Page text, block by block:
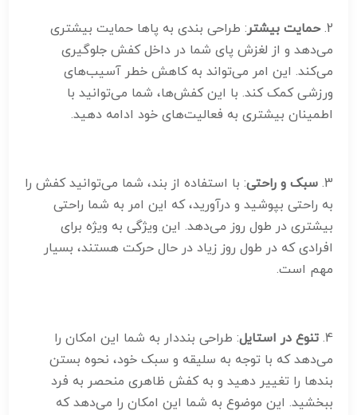
2. حمایت بیشتر: طراحی بندی به پاها حمایت بیشتری
می‌دهد و از لغزش پای شما در داخل کفش جلوگیری
می‌کند. این امر می‌تواند به کاهش خطر آسیب‌های
ورزشی کمک کند. با این کفش‌ها، شما می‌توانید با
اطمینان بیشتری به فعالیت‌های خود ادامه دهید.
3. سبک و راحتی: با استفاده از بند، شما می‌توانید کفش را
به راحتی بپوشید و درآورید، که این امر به شما راحتی
بیشتری در طول روز می‌دهد. این ویژگی به ویژه برای
افرادی که در طول روز زیاد در حال حرکت هستند، بسیار
مهم است.
4. تنوع در استایل: طراحی بنددار به شما این امکان را
می‌دهد که با توجه به سلیقه و سبک خود، نحوه بستن
بندها را تغییر دهید و به کفش ظاهری منحصر به فرد
ببخشید. این موضوع به شما این امکان را می‌دهد که